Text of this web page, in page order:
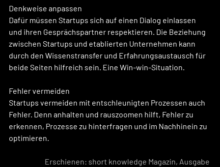
Denkweise anpassen
Dafür müssen Startups sich auf einen Dialog einlassen
und ihren Gesprächspartner respektieren. Die Beziehung
zwischen Startups und etablierten Unternehmen kann
durch den Wissenstransfer und Erfahrungsaustausch für
beide Seiten hilfreich sein. Eine Win-win-Situation.
Fehler vermeiden
Startups vermeiden mit entschleunigten Prozessen auch
Fehler. Denn anhalten und rauszoomen hilft, Fehler zu
erkennen, Prozesse zu hinterfragen und im Nachhinein zu
optimieren.
Erschienen: short knowledge Magazin, Ausgabe